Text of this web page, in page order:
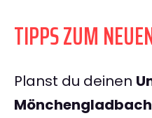
TIPPS ZUM
Planst du deinen